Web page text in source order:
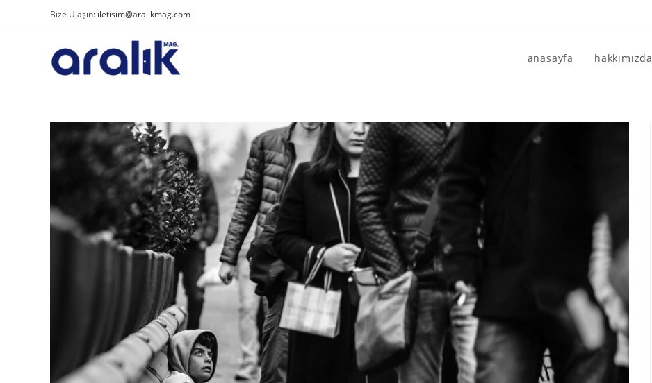
Bize Ulaşın: iletisim@aralikmag.com
anasayfa hakkımızda